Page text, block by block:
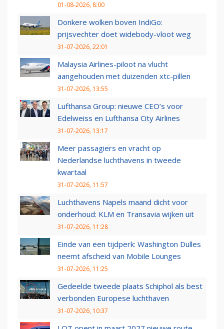
01-08-2026, 8:00
Donkere wolken boven IndiGo:
prijsvechter doet widebody-vloot weg
31-07-2026, 22:01
Malaysia Airlines-piloot na vlucht
aangehouden met duizenden xtc-pillen
31-07-2026, 13:55
Lufthansa Group: nieuwe CEO’s voor
Edelweiss en Lufthansa City Airlines
31-07-2026, 13:17
Meer passagiers en vracht op
Nederlandse luchthavens in tweede
kwartaal
31-07-2026, 11:57
Luchthavens Napels maand dicht voor
onderhoud: KLM en Transavia wijken uit
31-07-2026, 11:28
Einde van een tijdperk: Washington Dulles
neemt afscheid van Mobile Lounges
31-07-2026, 11:25
Gedeelde tweede plaats Schiphol als best
verbonden Europese luchthaven
31-07-2026, 10:37